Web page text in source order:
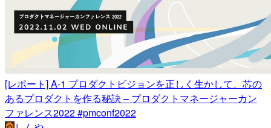
[レポート] A-1 プロダクトビジョンを正しく生かして、芯の
あるプロダクトを作る秘訣 – プロダクトマネージャーカン
ファレンス2022 #pmconf2022